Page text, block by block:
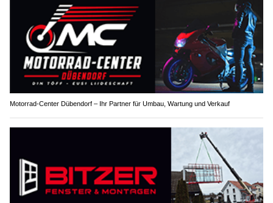
Motorrad-Center Dübendorf – Ihr Partner für Umbau, Wartung und Verkauf